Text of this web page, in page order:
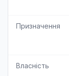
Призначення
Власність